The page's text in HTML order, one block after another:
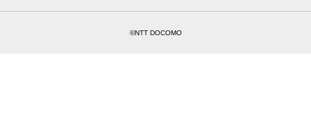
©NTT DOCOMO